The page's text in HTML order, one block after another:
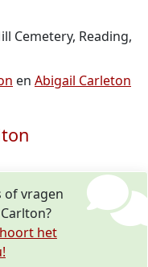
Cemetery, Reading,
en Abigail Carleton
of vragen
het